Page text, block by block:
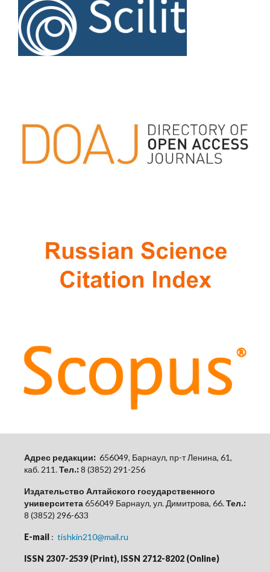
Адрес редакции: 656049, Барнаул, пр-т Ленина, 61,
каб. 211.Тел.:8 (3852) 291-256
Издательство Алтайского государственного
университета656049 Барнаул, ул. Димитрова, 66.Тел.:
8 (3852) 296-633
E-mail : tishkin210@mail.ru
ISSN 2307-2539 (Print), ISSN 2712-8202 (Online)